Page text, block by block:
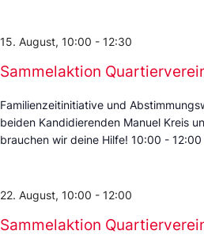
Sammelaktion
15. August, 10:00 - 12:30
Familienzeitinitiative und
beiden Kandidierenden Manuel Kreis
brauchen wir deine Hilfe! 10:00 -
Sammelaktion
22. August, 10:00 - 12:00